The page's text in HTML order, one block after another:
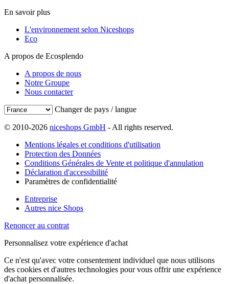
En savoir plus
L'environnement selon Niceshops
Eco
A propos de Ecosplendo
A propos de nous
Notre Groupe
Nous contacter
Changer de pays / langue
© 2010-2026 niceshops GmbH - All rights reserved.
Mentions légales et conditions d'utilisation
Protection des Données
Conditions Générales de Vente et politique d'annulation
Déclaration d'accessibilité
Paramètres de confidentialité
Entreprise
Autres nice Shops
Renoncer au contrat
Personnalisez votre expérience d'achat
Ce n'est qu'avec votre consentement individuel que nous utilisons
des cookies et d'autres technologies pour vous offrir une expérience
d'achat personnalisée.